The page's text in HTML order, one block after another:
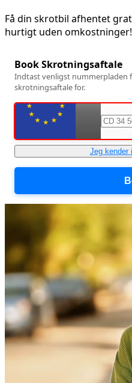
Få din skrotbil afhentet
hurtigt uden omkostninger!
Book Skrotningsaftale
Indtast venligst nummerpladen
skrotningsaftale for.
Jeg kender